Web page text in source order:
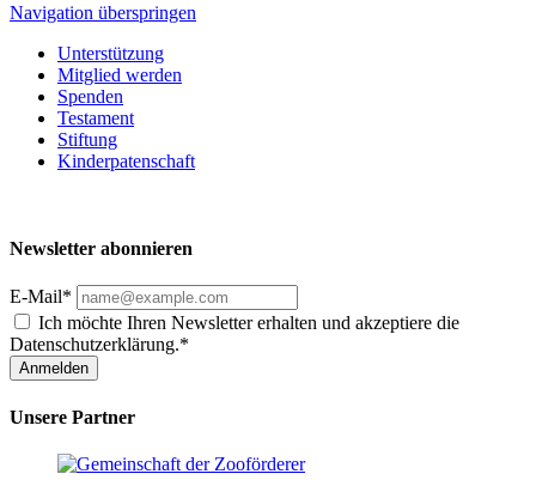
Navigation überspringen
Unterstützung
Mitglied werden
Spenden
Testament
Stiftung
Kinderpatenschaft
Newsletter abonnieren
E-Mail*
Ich möchte Ihren Newsletter erhalten und akzeptiere die
Datenschutzerklärung.*
Anmelden
Unsere Partner